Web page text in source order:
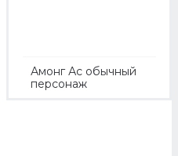
Амонг Ас обычный
персонаж